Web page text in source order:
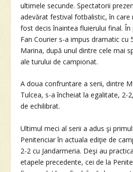
ultimele secunde. Spectatorii
adevărat festival fotbalistic, în care
fost decis înaintea fluierului final.
Fan Courier s-a impus dramatic cu
Marina, după unul dintre cele mai
ale turului de campionat.
A doua confruntare a serii, dintre
Tulcea, s-a încheiat la egalitate, 2-
de echilibrat.
Ultimul meci al serii a adus şi
Penitenciar în actuala ediţie de
2-2 cu Jandarmeria. Deşi au
etapele precedente, cei de la